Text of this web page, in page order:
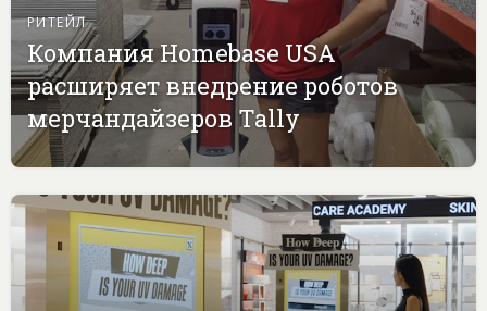
РИТЕЙЛ
Компания Homebase USA
расширяет внедрение роботов
мерчандайзеров Tally